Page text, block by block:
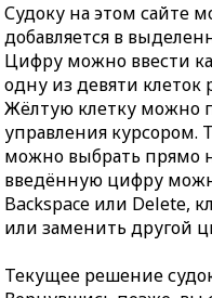
Судоку на этом сайте
добавляется в
Цифру можно ввести
одну из девяти
Жёлтую клетку можно
управления курсором.
можно выбрать прямо
введённую цифру
Backspace или Delete,
или заменить другой
Текущее решение